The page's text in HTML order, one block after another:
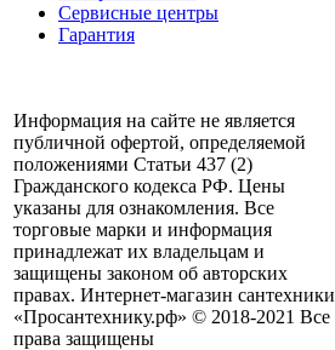
Сервисные центры
Гарантия
Информация на сайте не является
публичной офертой, определяемой
положениями Статьи 437 (2)
Гражданского кодекса РФ. Цены
указаны для ознакомления. Все
торговые марки и информация
принадлежат их владельцам и
защищены законом об авторских
правах. Интернет-магазин сантехники
«Просантехнику.рф» © 2018-2021 Все
права защищены